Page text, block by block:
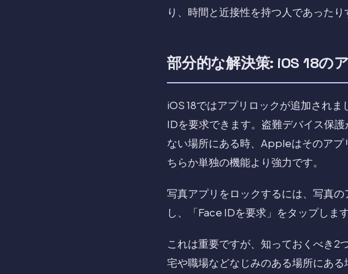
り、時間と近接性を持つ人であった
部分的な解決策: iOS 18の
iOS 18ではアプリロックが追加され
IDを要求できます。盗難デバイス保
ない場所にある時、Appleはそのアプ
ちらか単独の機能より強力です。
写真アプリをロックするには、写真
し、「Face IDを要求」をタップします
これは重要ですが、知っておくべき2
宅や職場などなじみのある場所にあ